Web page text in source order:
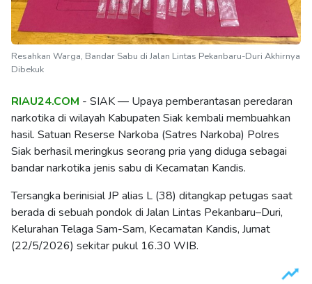
Resahkan Warga, Bandar Sabu di Jalan Lintas Pekanbaru-Duri Akhirnya
Dibekuk
RIAU24.COM - SIAK — Upaya pemberantasan peredaran
narkotika di wilayah Kabupaten Siak kembali membuahkan
hasil. Satuan Reserse Narkoba (Satres Narkoba) Polres
Siak berhasil meringkus seorang pria yang diduga sebagai
bandar narkotika jenis sabu di Kecamatan Kandis.
Tersangka berinisial JP alias L (38) ditangkap petugas saat
berada di sebuah pondok di Jalan Lintas Pekanbaru–Duri,
Kelurahan Telaga Sam-Sam, Kecamatan Kandis, Jumat
(22/5/2026) sekitar pukul 16.30 WIB.